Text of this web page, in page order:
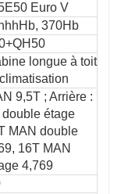
Euro V
370Hb
longue à toit
9,5T ; Arrière :
étage
MAN double
16T MAN
4,769